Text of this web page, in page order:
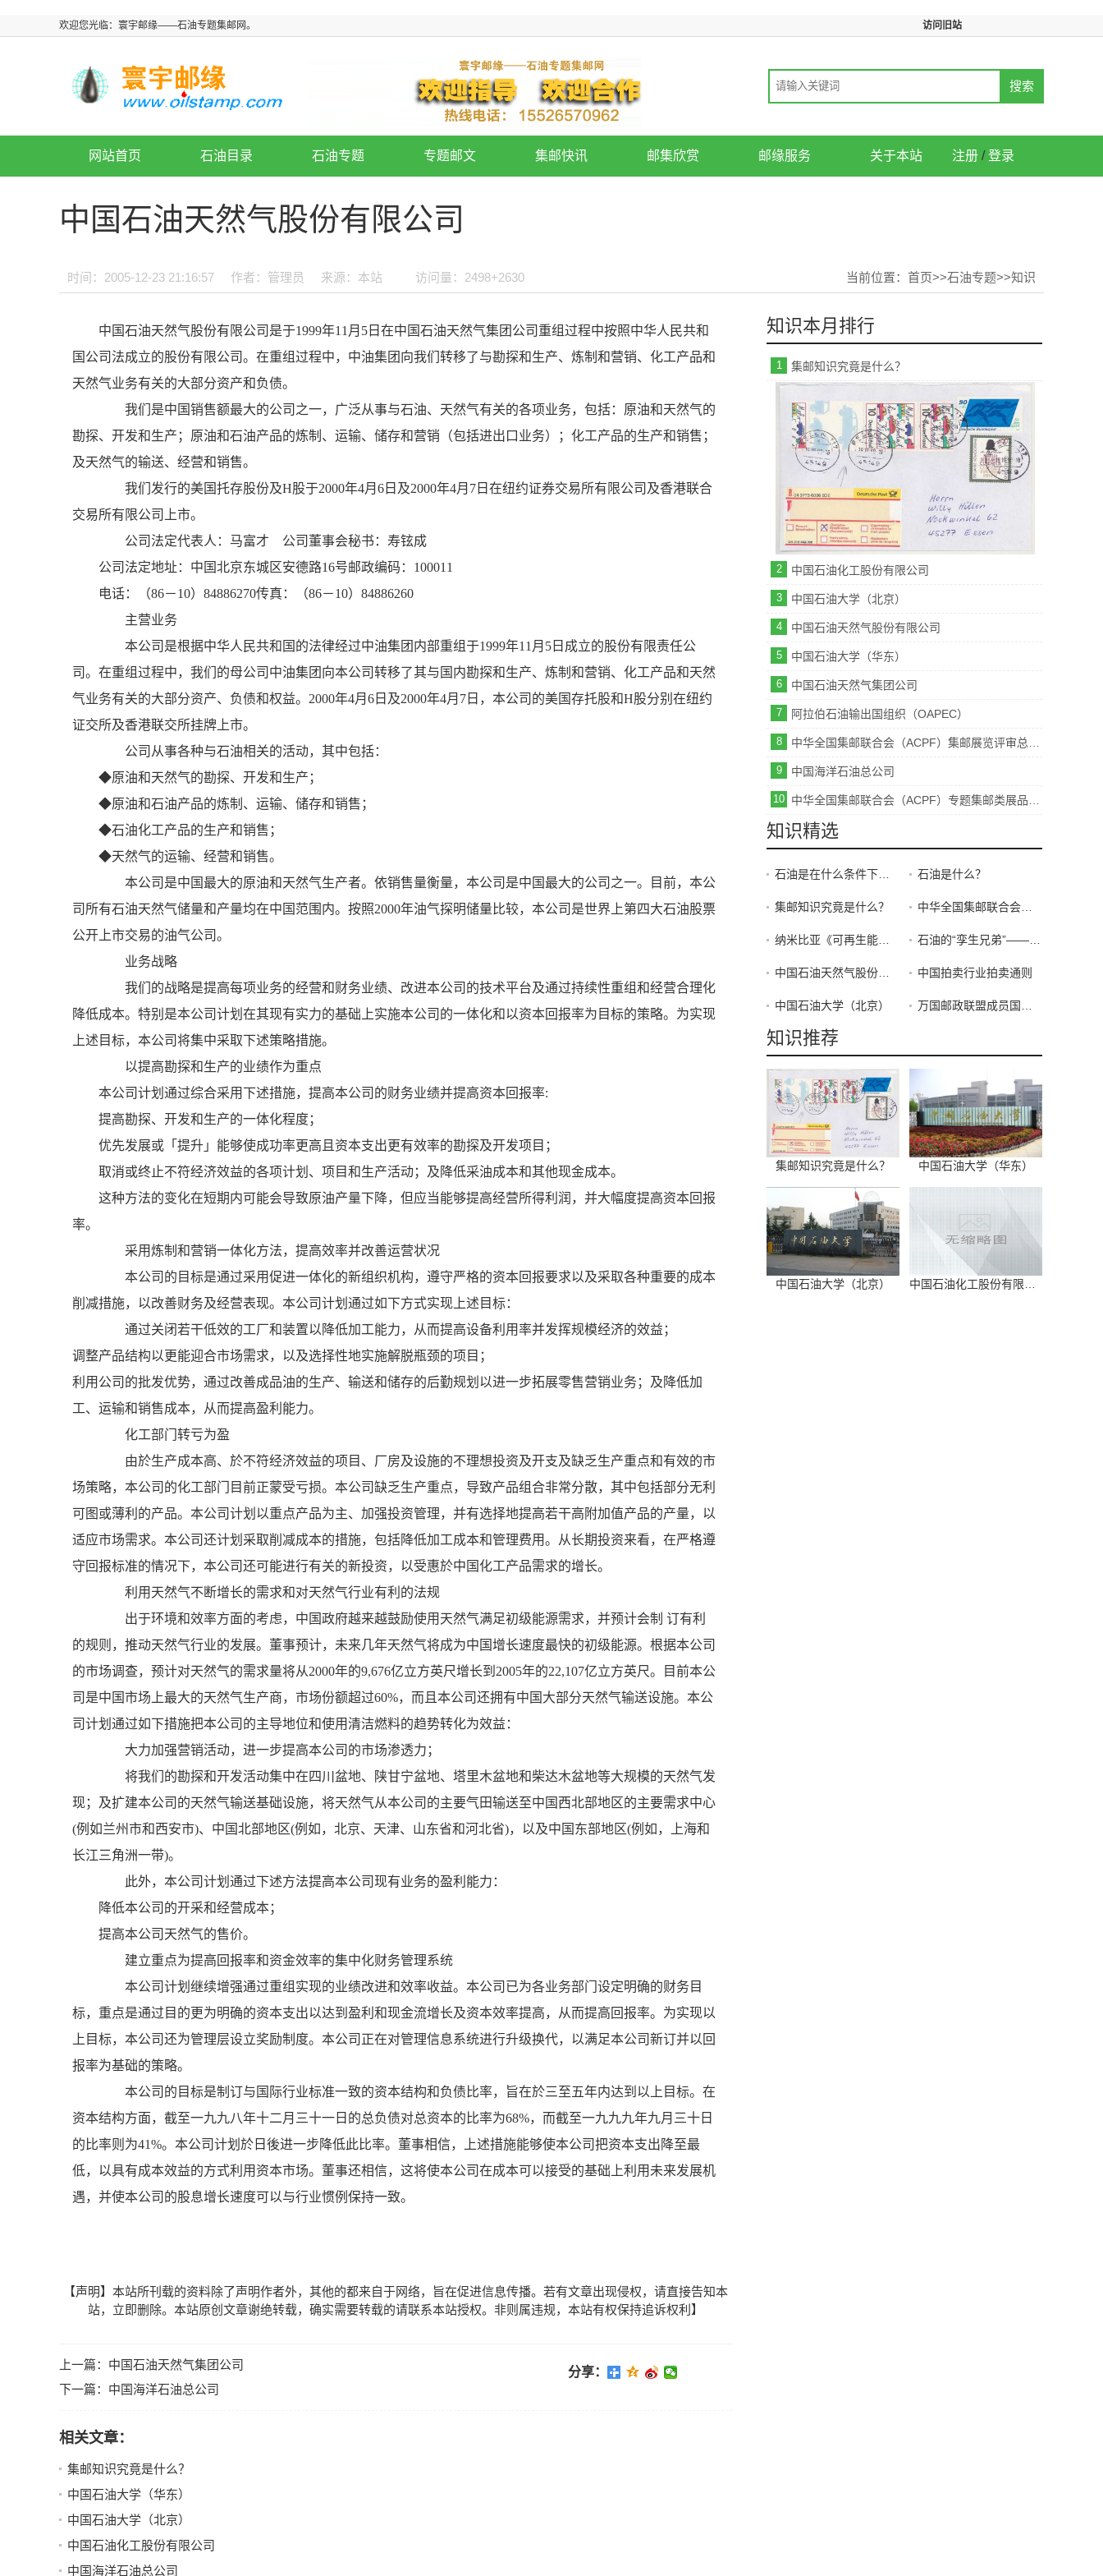
欢迎您光临：寰宇邮缘——石油专题集邮网。 访问旧站
网站首页 石油目录 石油专题 专题邮文 集邮快讯 邮集欣赏 邮缘服务 关于本站 注册 /登录
中国石油天然气股份有限公司
时间：2005-12-23 21:16:57 作者：管理员 来源：本站 访问量：2498+2630 当前位置： 首页>>石油专题>>知识
中国石油天然气股份有限公司是于1999年11月5日在中国石油天然气集团公司重组过程中按照中华人民共和
国公司法成立的股份有限公司。在重组过程中，中油集团向我们转移了与勘探和生产、炼制和营销、化工产品和
天然气业务有关的大部分资产和负债。
我们是中国销售额最大的公司之一，广泛从事与石油、天然气有关的各项业务，包括：原油和天然气的
勘探、开发和生产；原油和石油产品的炼制、运输、储存和营销（包括进出口业务）；化工产品的生产和销售；
及天然气的输送、经营和销售。
我们发行的美国托存股份及H股于2000年4月6日及2000年4月7日在纽约证券交易所有限公司及香港联合
交易所有限公司上市。
公司法定代表人：马富才 公司董事会秘书：寿铉成
公司法定地址：中国北京东城区安德路16号邮政编码：100011
电话：（86－10）84886270传真：（86－10）84886260
主营业务
本公司是根据中华人民共和国的法律经过中油集团内部重组于1999年11月5日成立的股份有限责任公
司。在重组过程中，我们的母公司中油集团向本公司转移了其与国内勘探和生产、炼制和营销、化工产品和天然
气业务有关的大部分资产、负债和权益。2000年4月6日及2000年4月7日，本公司的美国存托股和H股分别在纽约
证交所及香港联交所挂牌上市。
公司从事各种与石油相关的活动，其中包括：
◆原油和天然气的勘探、开发和生产；
◆原油和石油产品的炼制、运输、储存和销售；
◆石油化工产品的生产和销售；
◆天然气的运输、经营和销售。
本公司是中国最大的原油和天然气生产者。依销售量衡量，本公司是中国最大的公司之一。目前，本公
司所有石油天然气储量和产量均在中国范围内。按照2000年油气探明储量比较，本公司是世界上第四大石油股票
公开上市交易的油气公司。
业务战略
我们的战略是提高每项业务的经营和财务业绩、改进本公司的技术平台及通过持续性重组和经营合理化
降低成本。特别是本公司计划在其现有实力的基础上实施本公司的一体化和以资本回报率为目标的策略。为实现
上述目标，本公司将集中采取下述策略措施。
以提高勘探和生产的业绩作为重点
本公司计划通过综合采用下述措施，提高本公司的财务业绩并提高资本回报率:
提高勘探、开发和生产的一体化程度；
优先发展或「提升」能够使成功率更高且资本支出更有效率的勘探及开发项目；
取消或终止不符经济效益的各项计划、项目和生产活动；及降低采油成本和其他现金成本。
这种方法的变化在短期内可能会导致原油产量下降，但应当能够提高经营所得利润，并大幅度提高资本回报
率。
采用炼制和营销一体化方法，提高效率并改善运营状况
本公司的目标是通过采用促进一体化的新组织机构，遵守严格的资本回报要求以及采取各种重要的成本
削减措施，以改善财务及经营表现。本公司计划通过如下方式实现上述目标：
通过关闭若干低效的工厂和装置以降低加工能力，从而提高设备利用率并发挥规模经济的效益；
调整产品结构以更能迎合市场需求，以及选择性地实施解脱瓶颈的项目；
利用公司的批发优势，通过改善成品油的生产、输送和储存的后勤规划以进一步拓展零售营销业务；及降低加
工、运输和销售成本，从而提高盈利能力。
化工部门转亏为盈
由於生产成本高、於不符经济效益的项目、厂房及设施的不理想投资及开支及缺乏生产重点和有效的市
场策略，本公司的化工部门目前正蒙受亏损。本公司缺乏生产重点，导致产品组合非常分散，其中包括部分无利
可图或薄利的产品。本公司计划以重点产品为主、加强投资管理，并有选择地提高若干高附加值产品的产量，以
适应市场需求。本公司还计划采取削减成本的措施，包括降低加工成本和管理费用。从长期投资来看，在严格遵
守回报标准的情况下，本公司还可能进行有关的新投资，以受惠於中国化工产品需求的增长。
利用天然气不断增长的需求和对天然气行业有利的法规
出于环境和效率方面的考虑，中国政府越来越鼓励使用天然气满足初级能源需求，并预计会制 订有利
的规则，推动天然气行业的发展。董事预计，未来几年天然气将成为中国增长速度最快的初级能源。根据本公司
的市场调查，预计对天然气的需求量将从2000年的9,676亿立方英尺增长到2005年的22,107亿立方英尺。目前本公
司是中国市场上最大的天然气生产商，市场份额超过60%，而且本公司还拥有中国大部分天然气输送设施。本公
司计划通过如下措施把本公司的主导地位和使用清洁燃料的趋势转化为效益：
大力加强营销活动，进一步提高本公司的市场渗透力；
将我们的勘探和开发活动集中在四川盆地、陕甘宁盆地、塔里木盆地和柴达木盆地等大规模的天然气发
现；及扩建本公司的天然气输送基础设施，将天然气从本公司的主要气田输送至中国西北部地区的主要需求中心
(例如兰州市和西安市)、中国北部地区(例如，北京、天津、山东省和河北省)，以及中国东部地区(例如，上海和
长江三角洲一带)。
此外，本公司计划通过下述方法提高本公司现有业务的盈利能力：
降低本公司的开采和经营成本；
提高本公司天然气的售价。
建立重点为提高回报率和资金效率的集中化财务管理系统
本公司计划继续增强通过重组实现的业绩改进和效率收益。本公司已为各业务部门设定明确的财务目
标，重点是通过目的更为明确的资本支出以达到盈利和现金流增长及资本效率提高，从而提高回报率。为实现以
上目标，本公司还为管理层设立奖励制度。本公司正在对管理信息系统进行升级换代，以满足本公司新订并以回
报率为基础的策略。
本公司的目标是制订与国际行业标准一致的资本结构和负债比率，旨在於三至五年内达到以上目标。在
资本结构方面，截至一九九八年十二月三十一日的总负债对总资本的比率为68%，而截至一九九九年九月三十日
的比率则为41%。本公司计划於日後进一步降低此比率。董事相信，上述措施能够使本公司把资本支出降至最
低，以具有成本效益的方式利用资本市场。董事还相信，这将使本公司在成本可以接受的基础上利用未来发展机
遇，并使本公司的股息增长速度可以与行业惯例保持一致。
【声明】本站所刊载的资料除了声明作者外，其他的都来自于网络，旨在促进信息传播。若有文章出现侵权，请直接告知本
站，立即删除。本站原创文章谢绝转载，确实需要转载的请联系本站授权。非则属违规，本站有权保持追诉权利】
上一篇： 中国石油天然气集团公司
下一篇： 中国海洋石油总公司
分享：
相关文章：
集邮知识究竟是什么？
中国石油大学（华东）
中国石油大学（北京）
中国石油化工股份有限公司
中国海洋石油总公司
知识本月排行
1 集邮知识究竟是什么？
2 中国石油化工股份有限公司
3 中国石油大学（北京）
4 中国石油天然气股份有限公司
5 中国石油大学（华东）
6 中国石油天然气集团公司
7 阿拉伯石油输出国组织（OAPEC）
8
9 中国海洋石油总公司
10
知识精选
石油是什么？
集邮知识究竟是什么？
中国拍卖行业拍卖通则
中国石油大学（北京）
知识推荐
集邮知识究竟是什么？ 中国石油大学（华东）
中国石油大学（北京）